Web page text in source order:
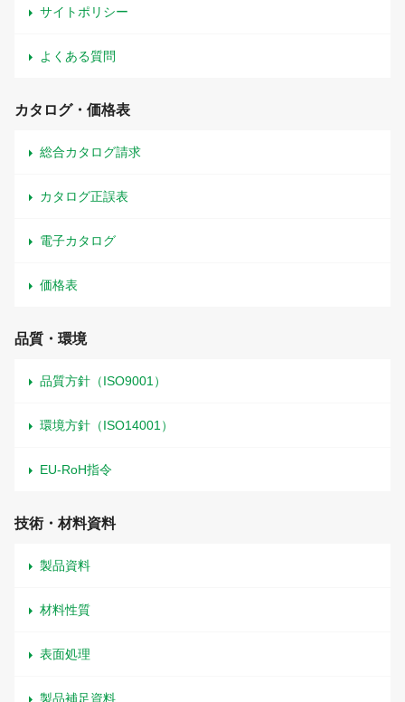
サイトポリシー
よくある質問
カタログ・価格表
総合カタログ請求
カタログ正誤表
電子カタログ
価格表
品質・環境
品質方針（ISO9001）
環境方針（ISO14001）
EU-RoH指令
技術・材料資料
製品資料
材料性質
表面処理
製品補足資料